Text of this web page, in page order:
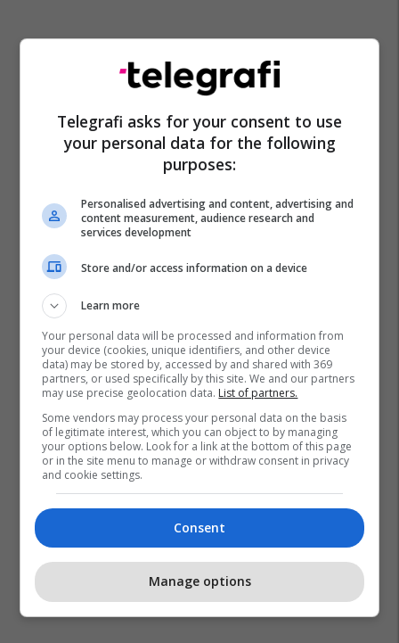
Telegrafi asks for your consent to use
your personal data for the following
purposes:
Personalised advertising and content, advertising and
content measurement, audience research and
services development
Store and/or access information on a device
Learn more
Your personal data will be processed and information from
your device (cookies, unique identifiers, and other device
data) may be stored by, accessed by and shared with 369
partners, or used specifically by this site. We and our partners
may use precise geolocation data. List of partners.
Some vendors may process your personal data on the basis
of legitimate interest, which you can object to by managing
your options below. Look for a link at the bottom of this page
or in the site menu to manage or withdraw consent in privacy
and cookie settings.
Consent
Manage options